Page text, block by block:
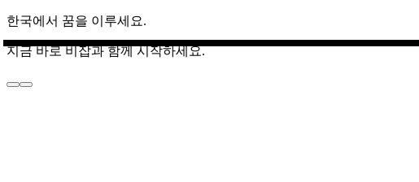
한국에서 꿈을 이루세요.
지금 바로 비잡과 함께 시작하세요.